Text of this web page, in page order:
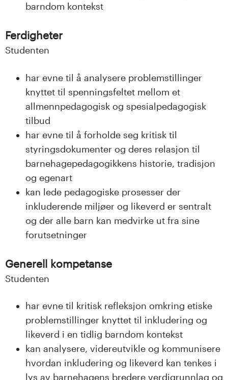
e
t
barndom kontekst
Ferdigheter
Studenten
har evne til å analysere problemstillinger
knyttet til spenningsfeltet mellom et
allmennpedagogisk og spesialpedagogisk
tilbud
har evne til å forholde seg kritisk til
styringsdokumenter og deres relasjon til
barnehagepedagogikkens historie, tradisjon
og egenart
kan lede pedagogiske prosesser der
inkluderende miljøer og likeverd er sentralt
og der alle barn kan medvirke ut fra sine
forutsetninger
Generell kompetanse
Studenten
har evne til kritisk refleksjon omkring etiske
problemstillinger knyttet til inkludering og
likeverd i en tidlig barndom kontekst
kan analysere, videreutvikle og kommunisere
hvordan inkludering og likeverd kan tenkes i
lys av barnehagens bredere verdigrunnlag og